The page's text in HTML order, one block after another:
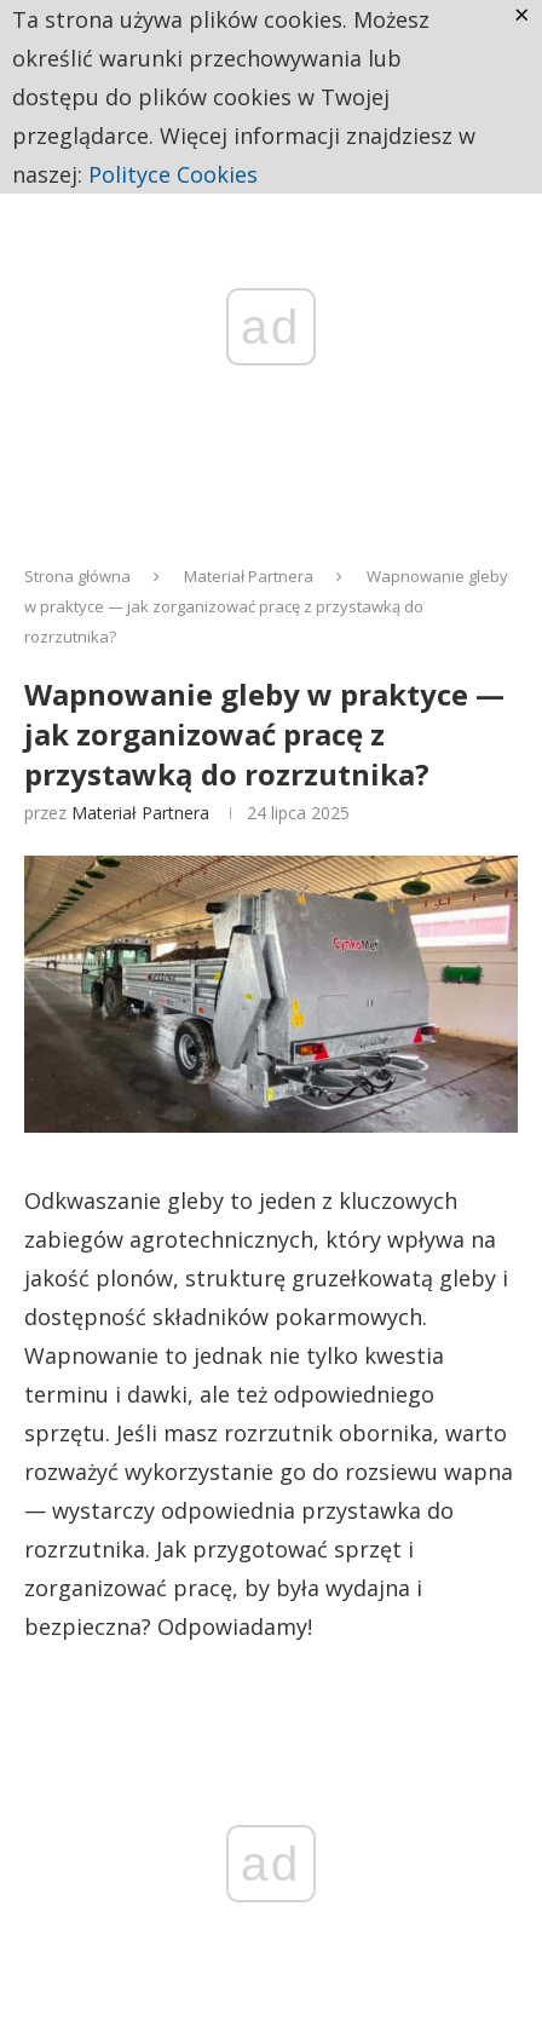
ad
Strona główna Materiał Partnera
Wapnowanie gleby
w praktyce — jak zorganizować pracę z przystawką do
rozrzutnika?
Wapnowanie gleby w praktyce —
jak zorganizować pracę z
przystawką do rozrzutnika?
przez Materiał Partnera 24 lipca 2025
Odkwaszanie gleby to jeden z kluczowych
zabiegów agrotechnicznych, który wpływa na
jakość plonów, strukturę gruzełkowatą gleby i
dostępność składników pokarmowych.
Wapnowanie to jednak nie tylko kwestia
terminu i dawki, ale też odpowiedniego
sprzętu. Jeśli masz rozrzutnik obornika, warto
rozważyć wykorzystanie go do rozsiewu wapna
— wystarczy odpowiednia przystawka do
rozrzutnika. Jak przygotować sprzęt i
zorganizować pracę, by była wydajna i
bezpieczna? Odpowiadamy!
ad
Ta strona używa plików cookies. Możesz
określić warunki przechowywania lub
dostępu do plików cookies w Twojej
przeglądarce. Więcej informacji znajdziesz w
naszej: Polityce Cookies
×